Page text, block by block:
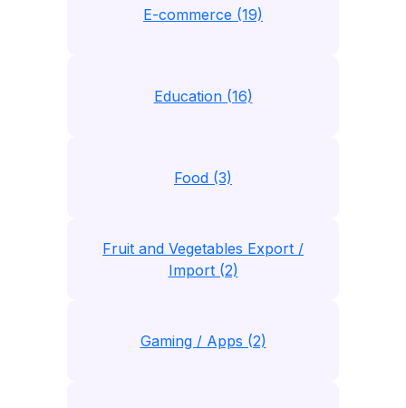
E-commerce (19)
Education (16)
Food (3)
Fruit and Vegetables Export /
Import (2)
Gaming / Apps (2)